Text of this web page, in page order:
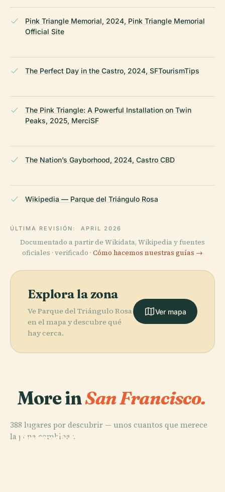
Pink Triangle Memorial, 2024, Pink Triangle Memorial
Official Site
The Perfect Day in the Castro, 2024, SFTourismTips
The Pink Triangle: A Powerful Installation on Twin
Peaks, 2025, MerciSF
The Nation’s Gayborhood, 2024, Castro CBD
Wikipedia — Parque del Triángulo Rosa
ÚLTIMA REVISIÓN: APRIL 2026
Documentado a partir de Wikidata, Wikipedia y fuentes
oficiales · verificado · Cómo hacemos nuestras guías →
Explora la zona
Ve Parque del Triángulo Rosa
en el mapa y descubre qué
hay cerca.
Ver mapa
More inSan Francisco.
388 lugares por descubrir — unos cuantos que merece
la pena combinar.
PLACE
Puente Golden
PLACE
Museo de Arte